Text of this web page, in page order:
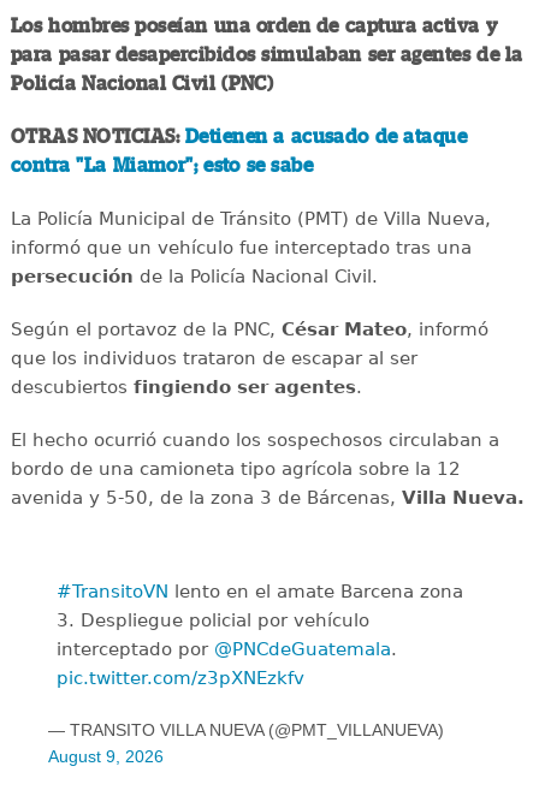
Los hombres poseían una orden de captura activa y
para pasar desapercibidos simulaban ser agentes de la
Policía Nacional Civil (PNC)
OTRAS NOTICIAS: Detienen a acusado de ataque
contra "La Miamor"; esto se sabe
La Policía Municipal de Tránsito (PMT) de Villa Nueva,
informó que un vehículo fue interceptado tras una
persecución de la Policía Nacional Civil.
Según el portavoz de la PNC, César Mateo, informó
que los individuos trataron de escapar al ser
descubiertos fingiendo ser agentes.
El hecho ocurrió cuando los sospechosos circulaban a
bordo de una camioneta tipo agrícola sobre la 12
avenida y 5-50, de la zona 3 de Bárcenas, Villa Nueva.
#TransitoVN lento en el amate Barcena zona
3. Despliegue policial por vehículo
interceptado por @PNCdeGuatemala.
pic.twitter.com/z3pXNEzkfv
— TRANSITO VILLA NUEVA (@PMT_VILLANUEVA)
August 9, 2026